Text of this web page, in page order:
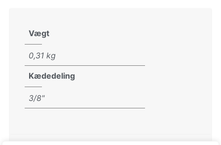
Vægt
0,31 kg
Kædedeling
3/8"